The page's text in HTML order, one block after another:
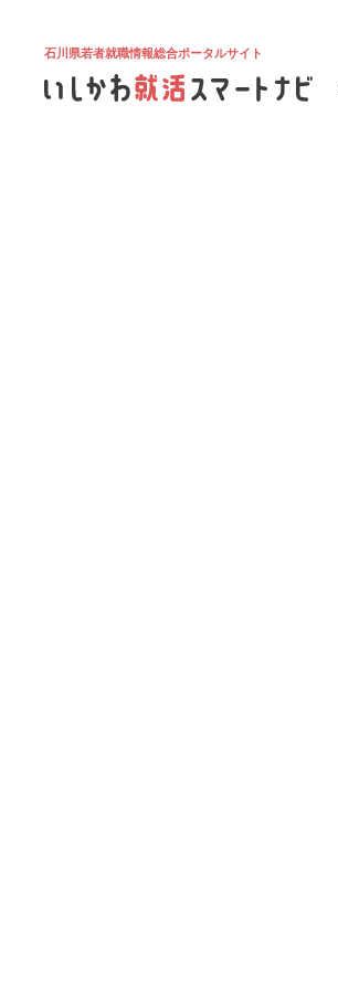
石川県若者就職情報総合ポータルサイト